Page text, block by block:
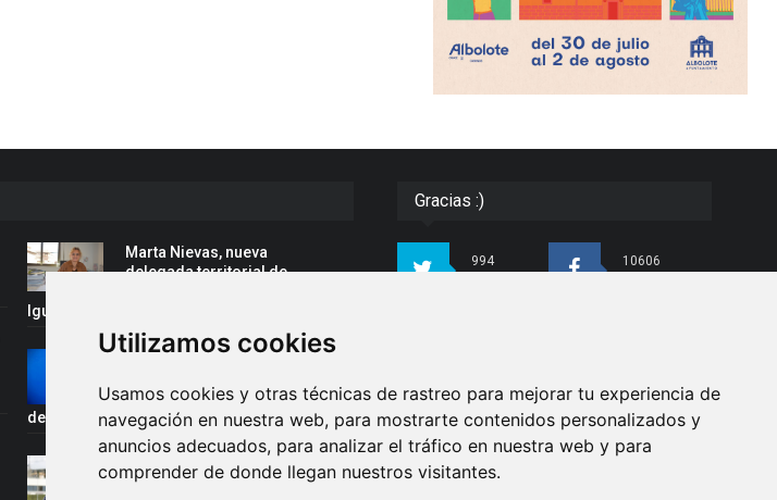
Utilizamos cookies
Usamos cookies y otras técnicas de rastreo para mejorar tu experiencia de
navegación en nuestra web, para mostrarte contenidos personalizados y
anuncios adecuados, para analizar el tráfico en nuestra web y para
comprender de donde llegan nuestros visitantes.
Marta Nievas, nueva
delegada territorial de
Igualdad de la Junta en Granada
Rafael Cano, convocado con
el Campeonato del Mundo
de Gimnasia Acrobática
Juan Antonio Milla,
pregonero de las fiestas de
Gracias :)
994
10606
Síguenos